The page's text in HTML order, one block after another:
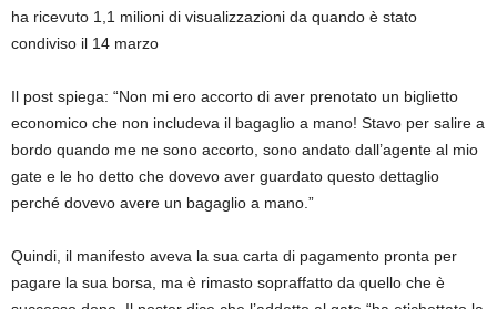
ha ricevuto 1,1 milioni di visualizzazioni da quando è stato
condiviso il 14 marzo
Il post spiega: “Non mi ero accorto di aver prenotato un biglietto
economico che non includeva il bagaglio a mano! Stavo per salire a
bordo quando me ne sono accorto, sono andato dall’agente al mio
gate e le ho detto che dovevo aver guardato questo dettaglio
perché dovevo avere un bagaglio a mano.”
Quindi, il manifesto aveva la sua carta di pagamento pronta per
pagare la sua borsa, ma è rimasto sopraffatto da quello che è